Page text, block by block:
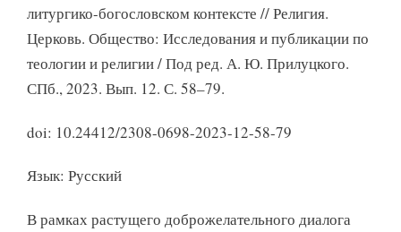
литургико-богословском контексте // Религия.
Церковь. Общество: Исследования и публикации по
теологии и религии / Под ред. А. Ю. Прилуцкого.
СПб., 2023. Вып. 12. С. 58–79.
doi: 10.24412/2308-0698-2023-12-58-79
Язык: Русский
В рамках растущего доброжелательного диалога